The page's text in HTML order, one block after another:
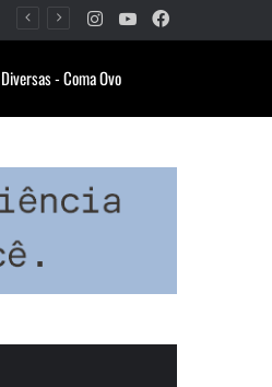
YouTube
Instagram